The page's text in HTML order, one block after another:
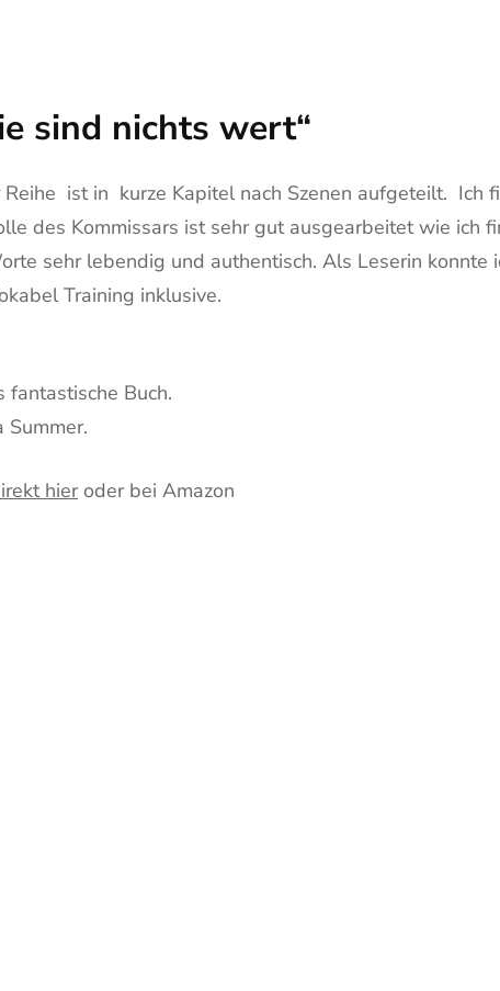
sind nichts wert“
ist in kurze Kapitel nach Szenen aufgeteilt. Ich
des Kommissars ist sehr gut ausgearbeitet wie ich
sehr lebendig und authentisch. Als Leserin konnte
Training inklusive.
fantastische Buch.
Summer.
hieroder bei Amazon